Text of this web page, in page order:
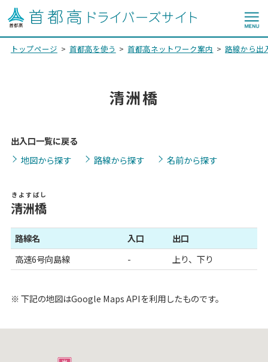
トップページ 首都高を使う 首都高ネットワーク案内 路線から出
清洲橋
出入口一覧に戻る
地図から探す
路線から探す 名前から探す
清洲橋
きよすばし
路線名 入口
出口
高速6号向島線
- 上り、下り
※下記の地図はGoogle Maps APIを利用したものです。